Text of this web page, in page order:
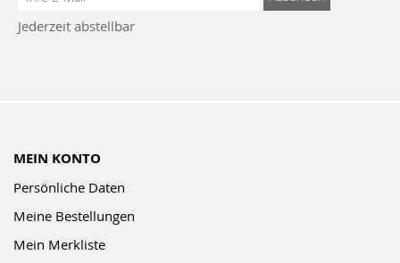
Newsletter:
Jederzeit abstellbar
MEIN KONTO
Persönliche Daten
Meine Bestellungen
Mein Merkliste